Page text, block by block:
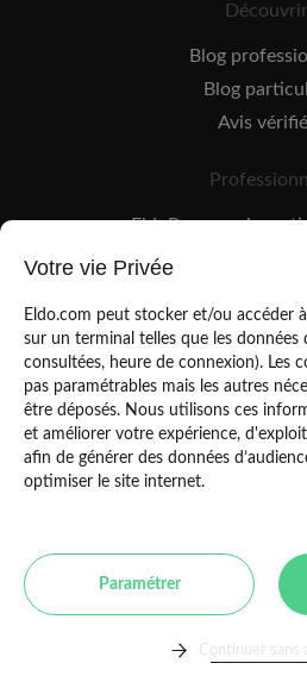
Découvrir
Blog
Blog
Avis
EldoPro pour les
EldoNetwork pour les réseaux,
Mentions légales
Toulouse Paris Bordeaux
Montpellier
Votre vie Privée
Eldo.com peut stocker et/ou accéder
sur un terminal telles que les données
consultées, heure de connexion). Les
pas paramétrables mais les autres
être déposés. Nous utilisons ces
et améliorer votre expérience,
afin de générer des données
optimiser le site internet.
Continuer sans
Paramétrer